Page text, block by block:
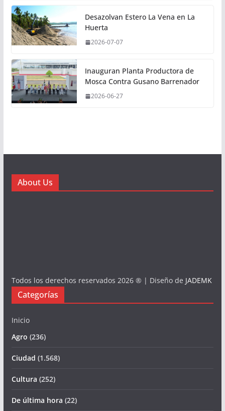
Desazolvan Estero La Vena en La
Huerta
2026-07-07
Inauguran Planta Productora de
Mosca Contra Gusano Barrenador
2026-06-27
About Us
Todos los derechos reservados 2026 ® | Diseño de JADEMK
Categorías
Inicio
Agro (236)
Ciudad (1.568)
Cultura (252)
De última hora (22)